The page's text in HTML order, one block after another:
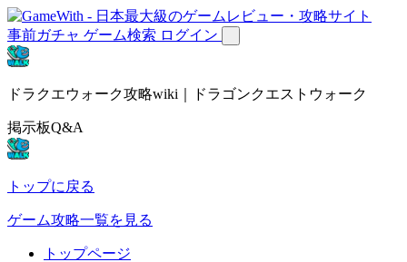
事前ガチャ ゲーム検索 ログイン
ドラクエウォーク攻略wiki｜ドラゴンクエストウォーク
掲示板Q&A
トップに戻る
ゲーム攻略一覧を見る
トップページ